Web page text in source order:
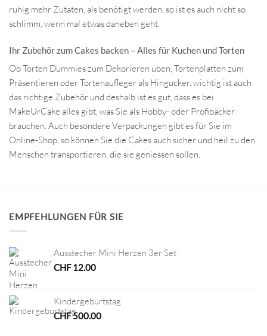
ruhig mehr Zutaten, als benötigt werden, so ist es auch nicht so
schlimm, wenn mal etwas daneben geht.
Ihr Zubehör zum Cakes backen – Alles für Kuchen und Torten
Ob Torten Dummies zum Dekorieren üben, Tortenplatten zum
Präsentieren oder Tortenaufleger als Hingucker, wichtig ist auch
das richtige Zubehör und deshalb ist es gut, dass es bei
MakeUrCake alles gibt, was Sie als Hobby- oder Profibäcker
brauchen. Auch besondere Verpackungen gibt es für Sie im
Online-Shop, so können Sie die Cakes auch sicher und heil zu den
Menschen transportieren, die sie geniessen sollen.
EMPFEHLUNGEN FÜR SIE
Ausstecher Mini Herzen 3er Set
CHF12.00
Kindergeburtstag
CHF500.00